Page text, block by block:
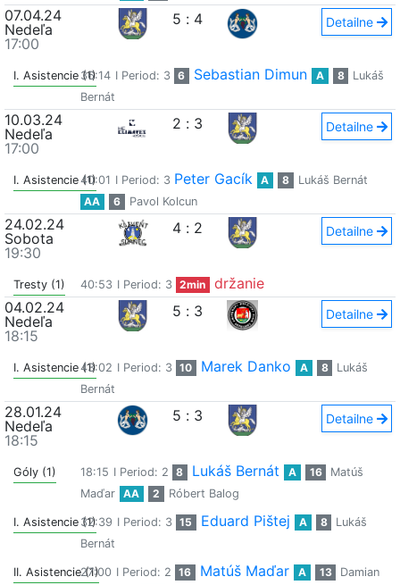
07.04.24
Nedeľa
17:00
5 : 4 Detailne
I. Asistencie (1)36:14 I Period: 3 6 Sebastian Dimun A 8
Lukáš
Bernát
10.03.24
Nedeľa
17:00
2 : 3 Detailne
I. Asistencie (1)40:01 I Period: 3 Peter Gacík A 8
Lukáš Bernát
AA
6 Pavol Kolcun
24.02.24
Sobota
19:30
4 : 2 Detailne
Tresty (1) 40:53 I Period: 3 2min
držanie
04.02.24
Nedeľa
18:15
5 : 3 Detailne
I. Asistencie (1)43:02 I Period: 3 10 Marek Danko A 8
Lukáš
Bernát
28.01.24
Nedeľa
18:15
5 : 3 Detailne
Góly (1) 18:15 I Period: 2 8 Lukáš Bernát A 16
Matúš
Maďar
AA 2 Róbert Balog
I. Asistencie (1)32:39 I Period: 3 15 Eduard Pištej A 8
Lukáš
Bernát
II. Asistencie (1)
27:00 I Period: 2 16 Matúš Maďar A 13
Damian